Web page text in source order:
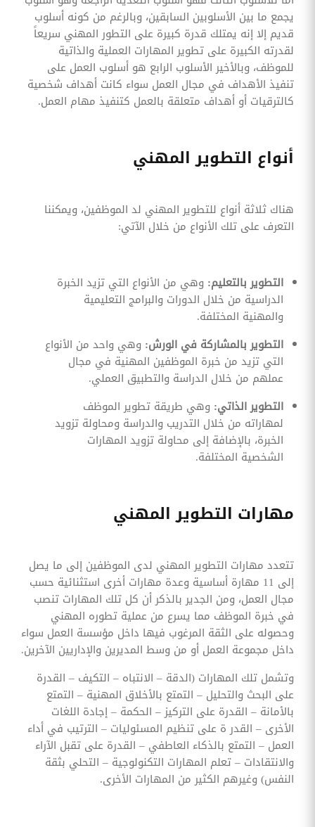
يجمع ما بين الأسلوبين السابقين، وبالرغم من كونه أسلوب
قديم إلا إنه يمتلك قدرة كبيرة على التطور المهني سريعاً
لقدرته الكبيرة على تطوير المهارات العملية والذاتية
للموظف، وبالأخير الأسلوب الرابع هو أسلوب العمل على
تنفيذ الأهداف في مجال العمل سواء كانت أهداف شخصية
كالترقيات أو أهداف متعلقة بالعمل كتنفيذ مهام العمل.
أنواع التطوير المهني
هناك ثلاثة أنواع للتطوير المهني لد الموظفين، ويمكننا
التعرف على تلك الأنواع من خلال الآتي:
التطوير بالتعليم: وهي من الأنواع التي تزيد الخبرة
الدراسية من خلال الدورات والبرامج التعليمية
والمهنية المختلفة.
التطوير بالمشاركة في الورش: وهي واحد من الأنواع
التي تزيد من خبرة الموظفين المهنية في مجال
عملهم من خلال الدراسة والتطبيق العملي.
التطوير الذاتي: وهي طريقة تطوير الموظف
لمهاراته من خلال التدريب والدراسة ومحاولة تزويد
الخبرة، بالإضافة إلى محاولة تزويد المهارات
الشخصية المختلفة.
مهارات التطوير المهني
تتعدد مهارات التطوير المهني لدى الموظفين إلى ما يصل
إلى 11 مهارة أساسية وعدة مهارات أخرى استثنائية حسب
مجال العمل، ومن الجدير بالذكر أن كل تلك المهارات تنصب
في خبرة الموظف مما يسرع من عملية تطوره المهني
وحصوله على الثقة المرغوب فيها داخل مؤسسة العمل سواء
داخل مجموعة العمل أو من وسط المديرين والإداريين الآخرين.
وتشمل تلك المهارات (الدقة – الانتباه – التكيف – القدرة
على البحث والتحليل – التمتع بالأخلاق المهنية – التمتع
بالأمانة – القدرة على التركيز – الحكمة – إجادة اللغات
الأخرى – القدر ة على تنظيم المسئوليات – الترتيب في أداء
العمل – التمتع بالذكاء العاطفي – القدرة على تقبل الآراء
والانتقادات – تعلم المهارات التكنولوجية – التحلي بثقة
النفس) وغيرهم الكثير من المهارات الأخرى.